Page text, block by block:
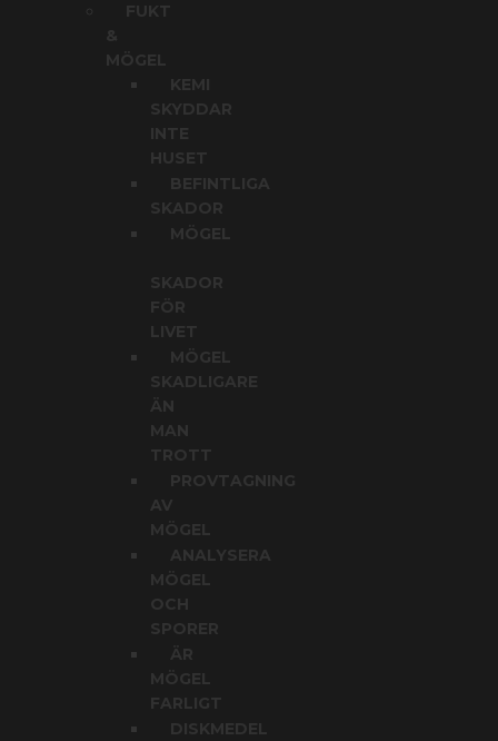
FUKT
&
MÖGEL
KEMI
SKYDDAR
HUSET
BEFINTLIGA
SKADOR
MÖGEL
SKADOR
FÖR
LIVET
MÖGEL
SKADLIGARE
ÄN
MAN
TROTT
PROVTAGNING
AV
MÖGEL
ANALYSERA
MÖGEL
OCH
SPORER
ÄR
MÖGEL
FARLIGT
DISKMEDEL